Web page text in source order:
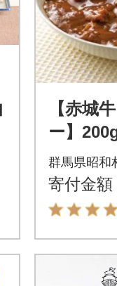
【赤城
ー】
群馬県昭和
寄付金額